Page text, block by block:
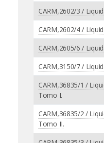
CARM,2602/3 /
CARM,2602/4 /
CARM,2605/6 /
CARM,3150/7 /
CARM,36835/1 /
Tomo I.
CARM,36835/2 /
Tomo II.